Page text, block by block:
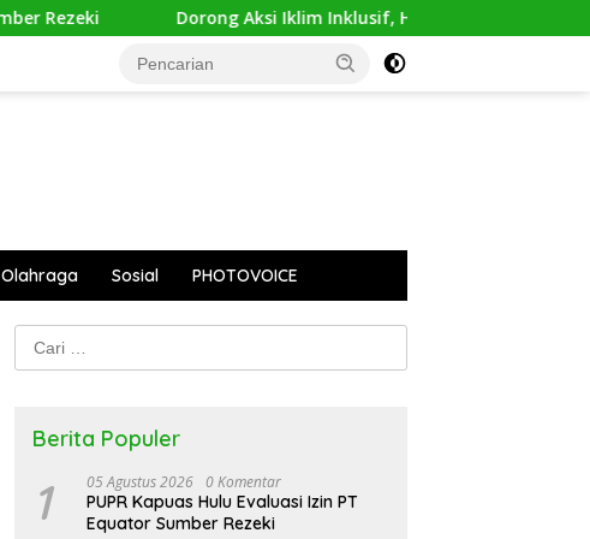
Dorong Aksi Iklim Inklusif, HWDI Gembleng Kepemimpinan
Olahraga Sosial PHOTOVOICE
Cari
untuk:
Berita Populer
1 05 Agustus 2026 0 Komentar
PUPR Kapuas Hulu Evaluasi Izin PT
Equator Sumber Rezeki